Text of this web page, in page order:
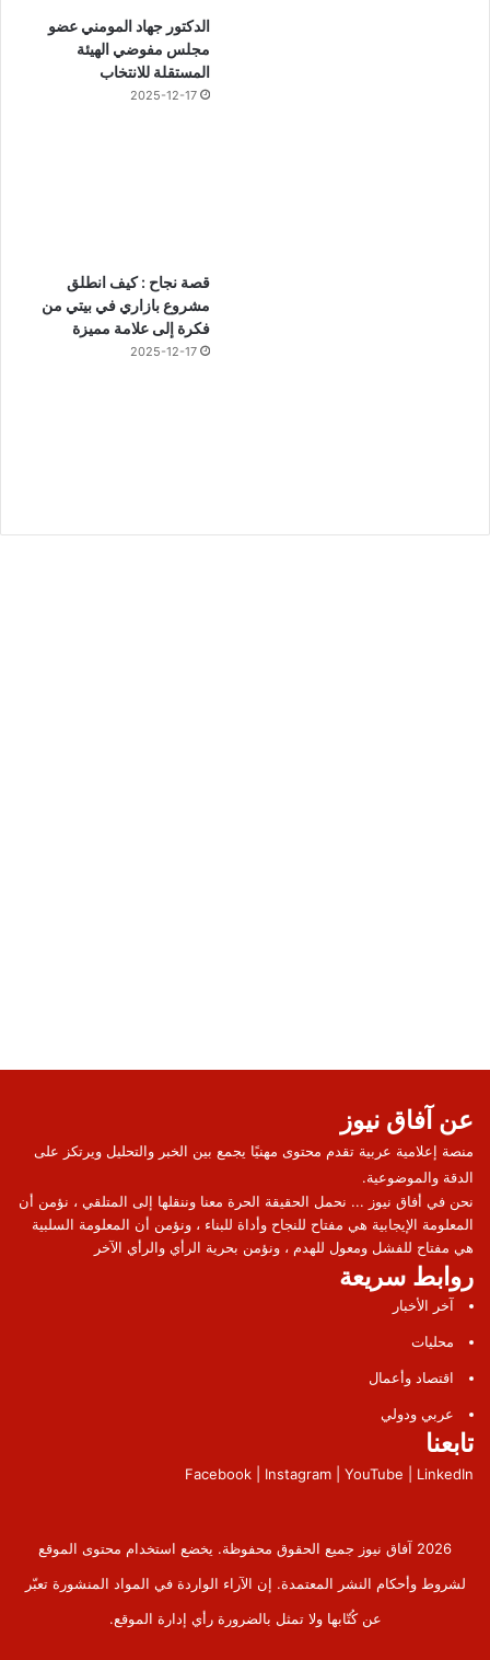
الدكتور جهاد المومني عضو
مجلس مفوضي الهيئة
المستقلة للانتخاب
2025-12-17
قصة نجاح : كيف انطلق
مشروع بازاري في بيتي من
فكرة إلى علامة مميزة
2025-12-17
عن آفاق نيوز
منصة إعلامية عربية تقدم محتوى مهنيًا يجمع بين الخبر والتحليل ويرتكز على
الدقة والموضوعية.
نحن في أفاق نيوز ... نحمل الحقيقة الحرة معنا وننقلها إلى المتلقي ، نؤمن أن
المعلومة الإيجابية هي مفتاح للنجاح وأداة للبناء ، ونؤمن أن المعلومة السلبية
هي مفتاح للفشل ومعول للهدم ، ونؤمن بحرية الرأي والرأي الآخر
روابط سريعة
آخر الأخبار
محليات
اقتصاد وأعمال
عربي ودولي
تابعنا
Facebook | Instagram | YouTube | LinkedIn
2026 آفاق نيوز جميع الحقوق محفوظة. يخضع استخدام محتوى الموقع
لشروط وأحكام النشر المعتمدة. إن الآراء الواردة في المواد المنشورة تعبّر
عن كُتّابها ولا تمثل بالضرورة رأي إدارة الموقع.